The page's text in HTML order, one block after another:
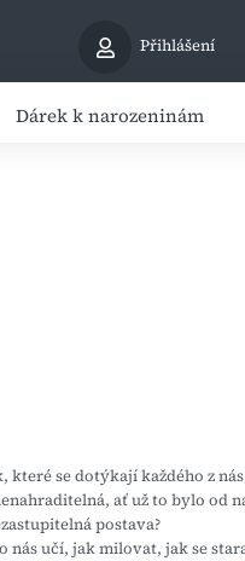
Přihlášení
Dárek k narozeninám
se dotýkají každého z
ať už to bylo od
postava?
učí, jak milovat, jak se